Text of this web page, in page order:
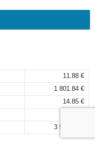
11.88 €
1 801.84 €
14.85 €
3 925,00 €